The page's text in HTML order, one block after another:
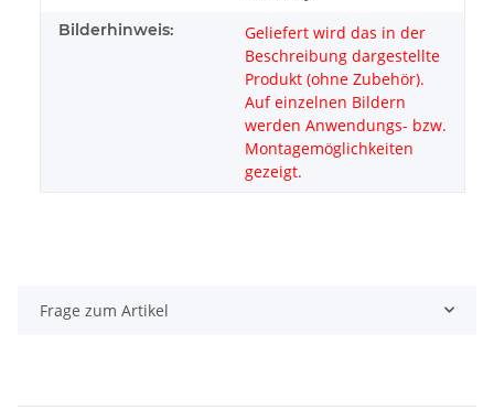
Bilderhinweis:
Geliefert wird das in der
Beschreibung dargestellte
Produkt (ohne Zubehör).
Auf einzelnen Bildern
werden Anwendungs- bzw.
Montagemöglichkeiten
gezeigt.
Frage zum Artikel